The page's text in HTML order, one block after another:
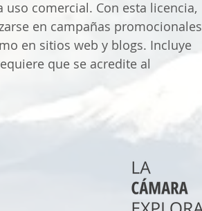
uso comercial. Con esta licencia,
en campañas promocionales
en sitios web y blogs. Incluye
que se acredite al